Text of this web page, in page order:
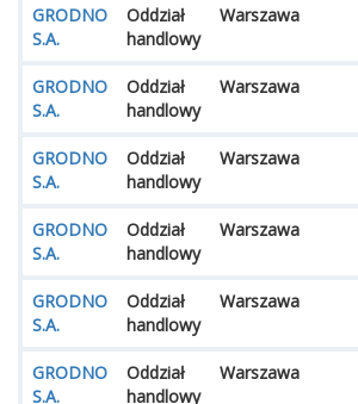
GRODNO
S.A.
Oddział
handlowy
Warszawa
GRODNO
S.A.
Oddział
handlowy
Warszawa
GRODNO
S.A.
Oddział
handlowy
Warszawa
GRODNO
S.A.
Oddział
handlowy
Warszawa
GRODNO
S.A.
Oddział
handlowy
Warszawa
GRODNO
S.A.
Oddział
handlowy
Warszawa